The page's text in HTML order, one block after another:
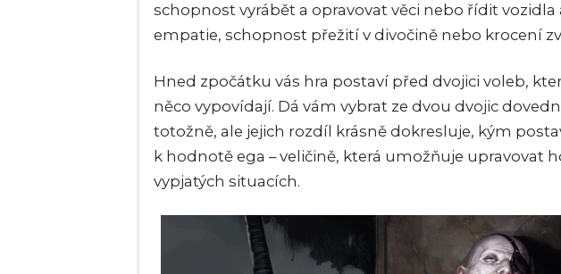
schopnost vyrábět a opravovat věci nebo řídit
empatie, schopnost přežití v divočině nebo krocení
Hned zpočátku vás hra postaví před dvojici voleb,
něco vypovídají. Dá vám vybrat ze dvou dvojic
totožně, ale jejich rozdíl krásně dokresluje, kým
k hodnotě ega – veličině, která umožňuje upravovat
vypjatých situacích.